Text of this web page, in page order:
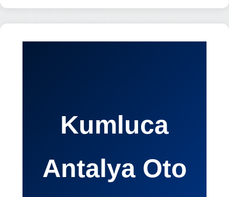
Kumluca
Antalya Oto